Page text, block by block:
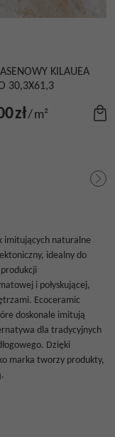
KILAUEA
30,3X61,3
zł/m²
imitujących naturalne
idealny do
i połyskującej,
Ecoceramic
doskonale imitują
dla tradycyjnych
Dzięki
marka tworzy produkty,